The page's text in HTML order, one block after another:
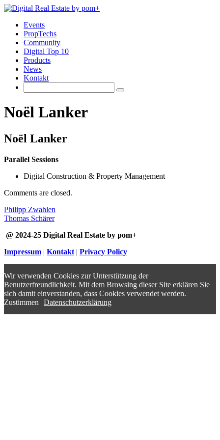
Events
PropTechs
Community
Digital Top 10
Products
News
Kontakt
Noël Lanker
Noël Lanker
Parallel Sessions
Digital Construction & Property Management
Comments are closed.
Philipp Zwahlen
Thomas Schärer
@ 2024-25 Digital Real Estate by pom+
Impressum | Kontakt | Privacy Policy
Wir verwenden Cookies zur Unterstützung der
Benutzerfreundlichkeit. Mit dem Browsing dieser Site erklären Sie
sich damit einverstanden, dass Cookies verwendet werden.
Zustimmen
Datenschutzerklärung